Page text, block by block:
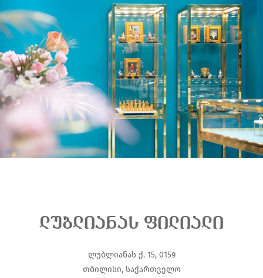
ოქროს საყურე თაია
18 888.00
₾
ოქროს
გვანცა
ლუბლიანას ფილიალი
ლუბლიანას ქ. 15, 0159
თბილისი, საქართველო